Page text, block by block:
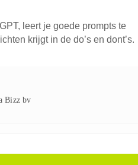
leert je goede prompts te
krijgt in de do’s en dont’s.
Bizz bv